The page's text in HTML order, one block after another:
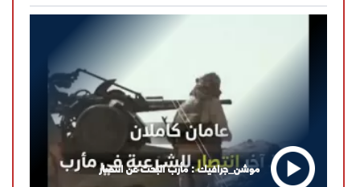
موشن_جرافيك : مأرب البحث عن انتصار